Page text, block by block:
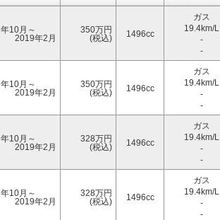
10月～
2019年2月
350万円
(税込)
1496cc
ガス
19.4km/L
-
-
10月～
2019年2月
350万円
(税込)
1496cc
ガス
19.4km/L
-
-
10月～
2019年2月
328万円
(税込)
1496cc
ガス
19.4km/L
-
-
10月～
2019年2月
328万円
(税込)
1496cc
ガス
19.4km/L
-
-